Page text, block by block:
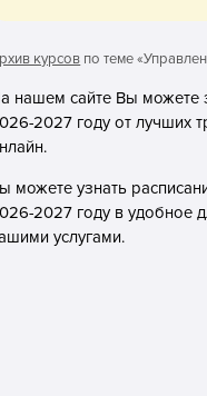
курсов по теме
нашем сайте Вы можете
2027 году от лучших
можете узнать
2027 году в удобное
услугами.